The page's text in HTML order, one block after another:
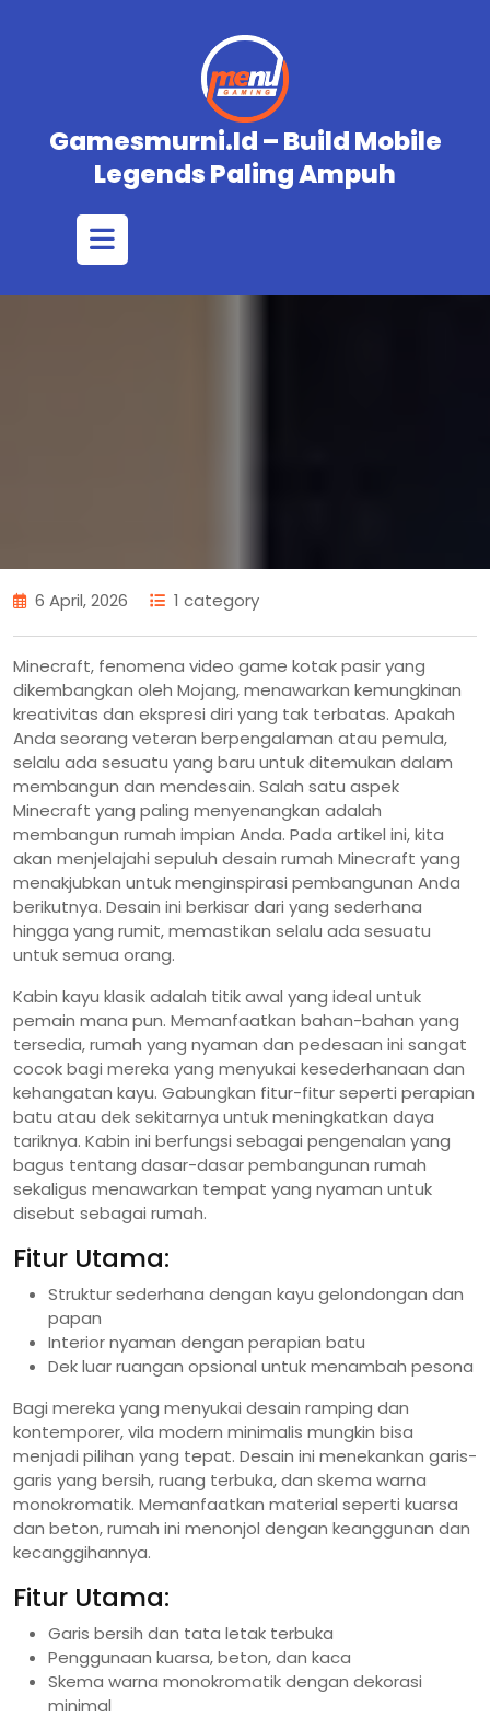
Gamesmurni.id – Build Mobile
Legends Paling Ampuh
Open
6 April, 2026 1 category
Minecraft, fenomena video game kotak pasir yang
dikembangkan oleh Mojang, menawarkan kemungkinan
kreativitas dan ekspresi diri yang tak terbatas. Apakah
Anda seorang veteran berpengalaman atau pemula,
selalu ada sesuatu yang baru untuk ditemukan dalam
membangun dan mendesain. Salah satu aspek
Minecraft yang paling menyenangkan adalah
membangun rumah impian Anda. Pada artikel ini, kita
akan menjelajahi sepuluh desain rumah Minecraft yang
menakjubkan untuk menginspirasi pembangunan Anda
berikutnya. Desain ini berkisar dari yang sederhana
hingga yang rumit, memastikan selalu ada sesuatu
untuk semua orang.
Kabin kayu klasik adalah titik awal yang ideal untuk
pemain mana pun. Memanfaatkan bahan-bahan yang
tersedia, rumah yang nyaman dan pedesaan ini sangat
cocok bagi mereka yang menyukai kesederhanaan dan
kehangatan kayu. Gabungkan fitur-fitur seperti perapian
batu atau dek sekitarnya untuk meningkatkan daya
tariknya. Kabin ini berfungsi sebagai pengenalan yang
bagus tentang dasar-dasar pembangunan rumah
sekaligus menawarkan tempat yang nyaman untuk
disebut sebagai rumah.
Fitur Utama:
Struktur sederhana dengan kayu gelondongan dan
papan
Interior nyaman dengan perapian batu
Dek luar ruangan opsional untuk menambah pesona
Bagi mereka yang menyukai desain ramping dan
kontemporer, vila modern minimalis mungkin bisa
menjadi pilihan yang tepat. Desain ini menekankan garis-
garis yang bersih, ruang terbuka, dan skema warna
monokromatik. Memanfaatkan material seperti kuarsa
dan beton, rumah ini menonjol dengan keanggunan dan
kecanggihannya.
Fitur Utama:
Garis bersih dan tata letak terbuka
Penggunaan kuarsa, beton, dan kaca
Skema warna monokromatik dengan dekorasi
minimal